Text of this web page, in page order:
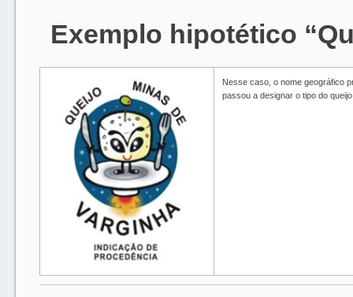
Exemplo hipotético
Nesse caso, o nome geográfico
passou a designar o tipo do